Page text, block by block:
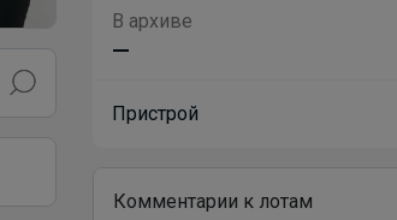
В архиве
—
Пристрой
Комментарии к лотам